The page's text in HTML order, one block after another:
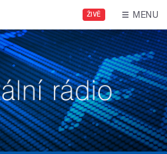
ŽIVĚ MENU